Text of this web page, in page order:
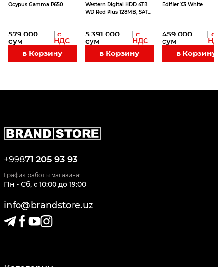
Ocypus Gamma P650
579 000
сум
| с
НДС
в Корзину
Western Digital HDD 4TB
WD Red Plus 128MB, SATA
5 391 000
сум
| с
НДС
в Корзину
Edifier X3 White
459 000
сум
| с
в Корзину
+99871 205 93 93
График работы магазина:
Пн - Сб, c 10:00 до 19:00
info@brandstore.uz